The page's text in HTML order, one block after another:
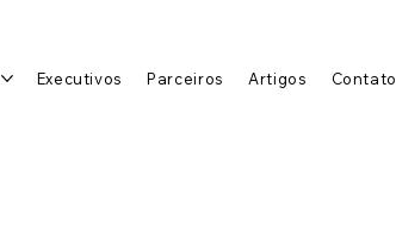
Executivos Parceiros Artigos Contato